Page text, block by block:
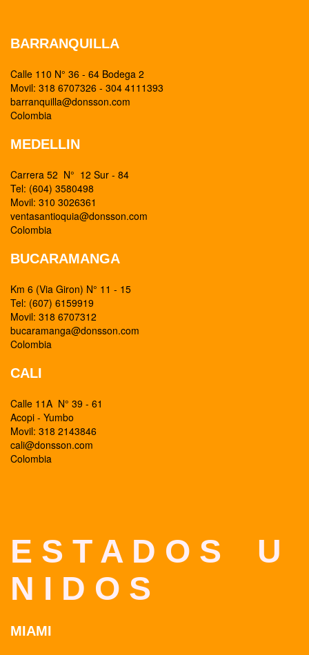
BARRANQUILLA
Calle 110 N° 36 - 64 Bodega 2
Movil: 318 6707326 - 304 4111393
barranquilla@donsson.com
Colombia
MEDELLIN
Carrera 52 N° 12 Sur - 84
Tel: (604) 3580498
Movil: 310 3026361
ventasantioquia@donsson.com
Colombia
BUCARAMANGA
Km 6 (Via Giron) N° 11 - 15
Tel: (607) 6159919
Movil: 318 6707312
bucaramanga@donsson.com
Colombia
CALI
Calle 11A N° 39 - 61
Acopi - Yumbo
Movil: 318 2143846
cali@donsson.com
Colombia
E S T A D O S U
N I D O S
MIAMI